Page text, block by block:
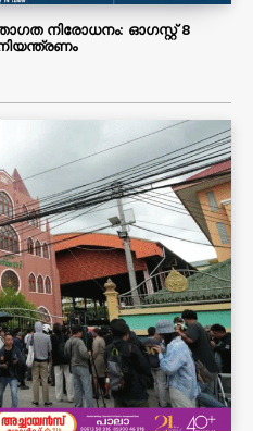
നിരോധനം: ഓഗസ്റ്റ് 8